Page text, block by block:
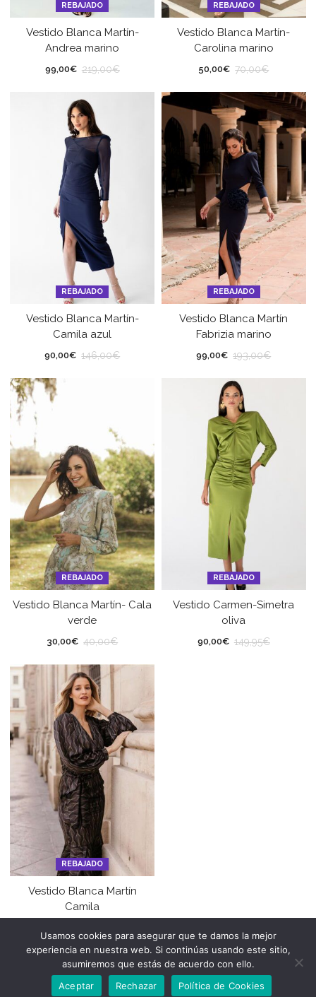
REBAJADO
Vestido Blanca Martín-
Andrea marino
99,00€ 219,00€
REBAJADO
Vestido Blanca Martín-
Carolina marino
50,00€ 70,00€
REBAJADO
Vestido Blanca Martín-
Camila azul
90,00€ 146,00€
REBAJADO
Vestido Blanca Martín
Fabrizia marino
99,00€ 193,00€
REBAJADO
Vestido Blanca Martín- Cala
verde
30,00€ 40,00€
REBAJADO
Vestido Carmen-Simetra
oliva
90,00€ 149,95€
REBAJADO
Vestido Blanca Martín
Camila
Usamos cookies para asegurar que te damos la mejor
experiencia en nuestra web. Si continúas usando este sitio,
asumiremos que estás de acuerdo con ello.
Aceptar
Rechazar Política de Cookies